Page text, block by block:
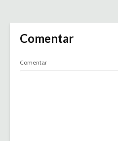
Comentar
Comentar